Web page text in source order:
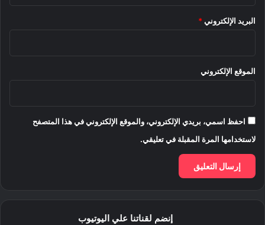
البريد الإلكتروني *
الموقع الإلكتروني
احفظ اسمي، بريدي الإلكتروني، والموقع الإلكتروني في هذا المتصفح
لاستخدامها المرة المقبلة في تعليقي.
إنضم لقناتنا علي اليوتيوب